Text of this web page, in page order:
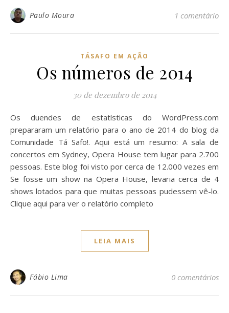
Paulo Moura 1 comentário
TÁSAFO EM AÇÃO
Os números de 2014
30 de dezembro de 2014
Os duendes de estatísticas do WordPress.com
prepararam um relatório para o ano de 2014 do blog da
Comunidade Tá Safo!. Aqui está um resumo: A sala de
concertos em Sydney, Opera House tem lugar para 2.700
pessoas. Este blog foi visto por cerca de 12.000 vezes em
Se fosse um show na Opera House, levaria cerca de 4
shows lotados para que muitas pessoas pudessem vê-lo.
Clique aqui para ver o relatório completo
LEIA MAIS
Fábio Lima 0 comentários